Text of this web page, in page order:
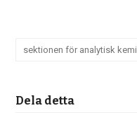
sektionen för analytisk kemi
Dela detta